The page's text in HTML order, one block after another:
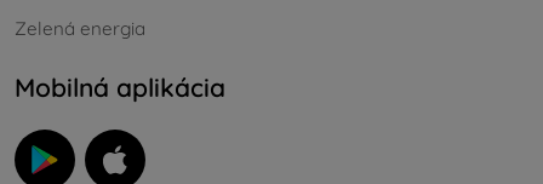
Zelená energia
Mobilná aplikácia